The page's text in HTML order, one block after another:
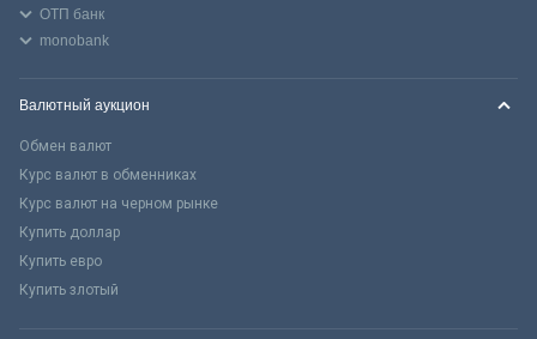
ОТП банк
monobank
Валютный аукцион
Обмен валют
Курс валют в обменниках
Курс валют на черном рынке
Купить доллар
Купить евро
Купить злотый